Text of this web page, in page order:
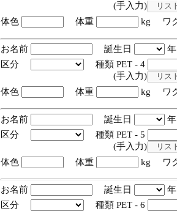
(手入力)
体色
体重 kg ワ
お名前 誕生日
区分
種類 PET - 4
(手入力)
体色
体重 kg ワ
お名前 誕生日
区分
種類 PET - 5
(手入力)
体色
体重 kg ワ
お名前 誕生日
区分
種類 PET - 6